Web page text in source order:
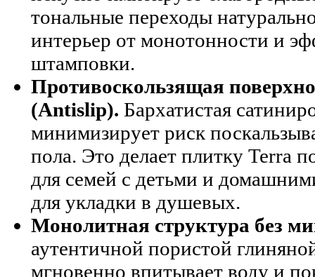
тональные переходы
интерьер от монотонности и
штамповки.
Противоскользящая
(Antislip). Бархатистая
минимизирует риск
пола. Это делает плитку Terra
для семей с детьми и
для укладки в душевых.
Монолитная структура без
аутентичной пористой
мгновенно впитывает воду и